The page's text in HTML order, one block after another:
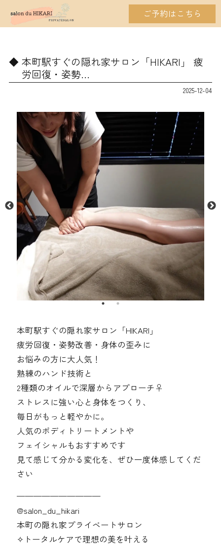
ご予約はこちら
本町駅すぐの隠れ家サロン「HIKARI」 疲
労回復・姿勢…
2025-12-04
本町駅すぐの隠れ家サロン「HIKARI」
疲労回復・姿勢改善・身体の歪みに
お悩みの方に大人気！
熟練のハンド技術と
2種類のオイルで深層からアプローチ‍♀️
ストレスに強い心と身体をつくり、
毎日がもっと軽やかに。
人気のボディトリートメントや
フェイシャルもおすすめです
見て感じて分かる変化を、ぜひ一度体感してくだ
さい
——————————
@‌salon_du_hikari
本町の隠れ家プライベートサロン
✧︎トータルケアで理想の美を叶える